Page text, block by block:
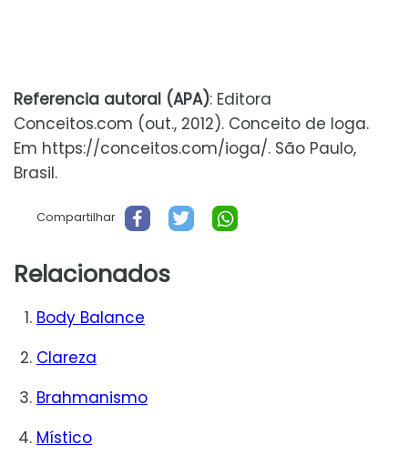
Referencia autoral (APA): Editora
Conceitos.com (out., 2012). Conceito de Ioga.
Em https://conceitos.com/ioga/. São Paulo,
Brasil.
Compartilhar
Relacionados
Body Balance
Clareza
Brahmanismo
Místico